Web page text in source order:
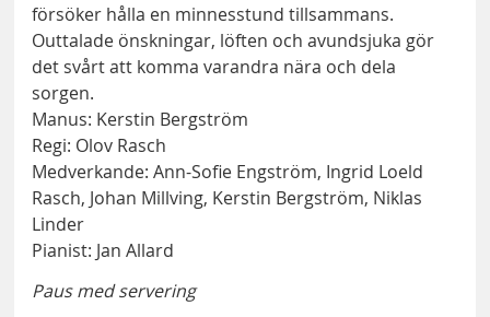
försöker hålla en minnesstund tillsammans.
Outtalade önskningar, löften och avundsjuka gör
det svårt att komma varandra nära och dela
sorgen.
Manus: Kerstin Bergström
Regi: Olov Rasch
Medverkande: Ann-Sofie Engström, Ingrid Loeld
Rasch, Johan Millving, Kerstin Bergström, Niklas
Linder
Pianist: Jan Allard
Paus med servering